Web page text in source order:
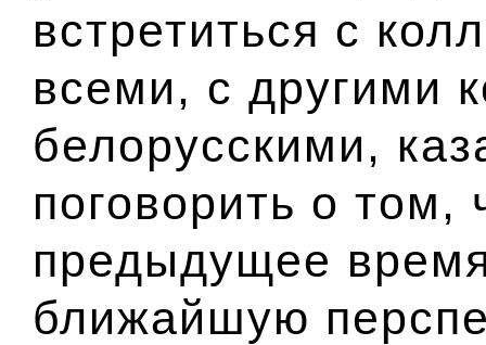
встретиться с
всеми, с другими
белорусскими,
поговорить о том,
предыдущее
ближайшую